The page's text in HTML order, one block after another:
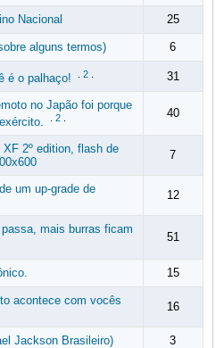
Nacional 25
alguns termos) 6
é o palhaço! 2. 31
no Japão foi porque
2. 40
2º edition, flash de
7
um up-grade de
12
mais burras ficam
51
15
acontece com vocês
16
Jackson Brasileiro) 3